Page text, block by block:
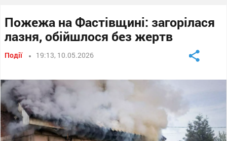
Пожежа на Фастівщині: загорілася
лазня, обійшлося без жертв
Події 19:13, 10.05.2026